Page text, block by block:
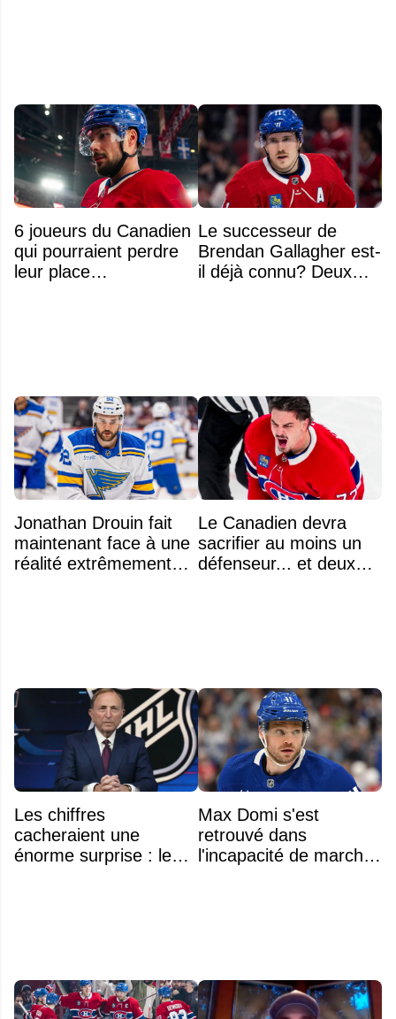
6 joueurs du Canadien
qui pourraient perdre
leur place
Le successeur de
Brendan Gallagher est-
il déjà connu? Deux
Jonathan Drouin fait
maintenant face à une
réalité extrêmement
Le Canadien devra
sacrifier au moins un
défenseur... et deux
Les chiffres
cacheraient une
énorme surprise : le
Max Domi s'est
retrouvé dans
l'incapacité de marcher